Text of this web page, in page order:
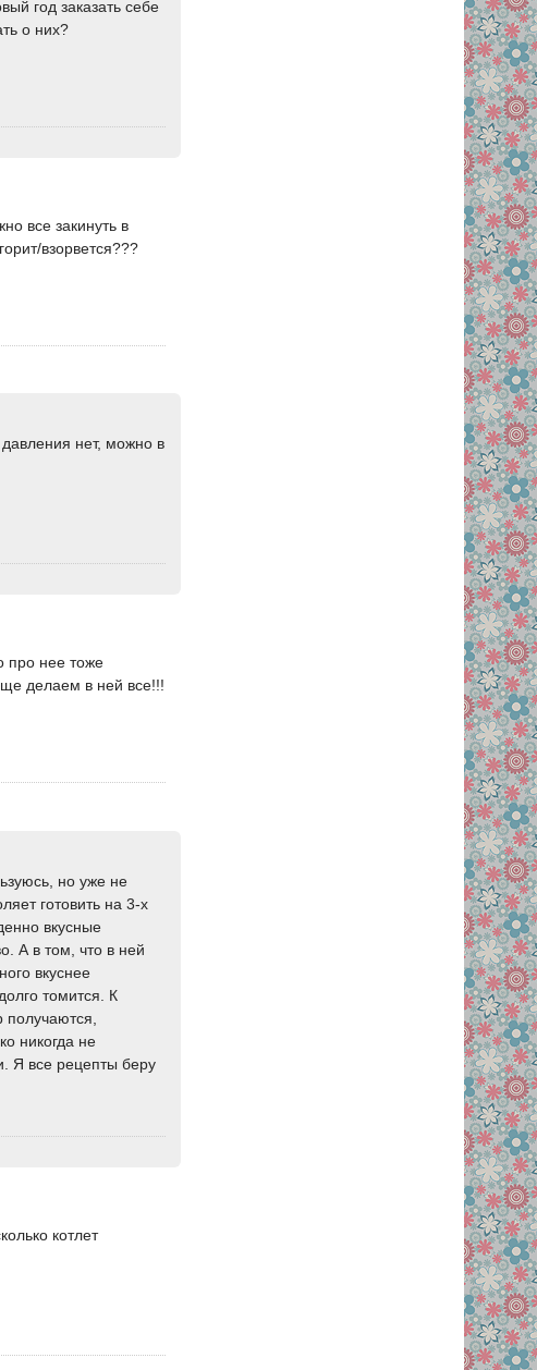
год заказать себе
о них?
все закинуть в
взорвется???
нет, можно в
про нее тоже
делаем в ней все!!!
но уже не
готовить на 3-х
вкусные
А в том, что в ней
вкуснее
томится. К
получаются,
никогда не
Я все рецепты беру
котлет